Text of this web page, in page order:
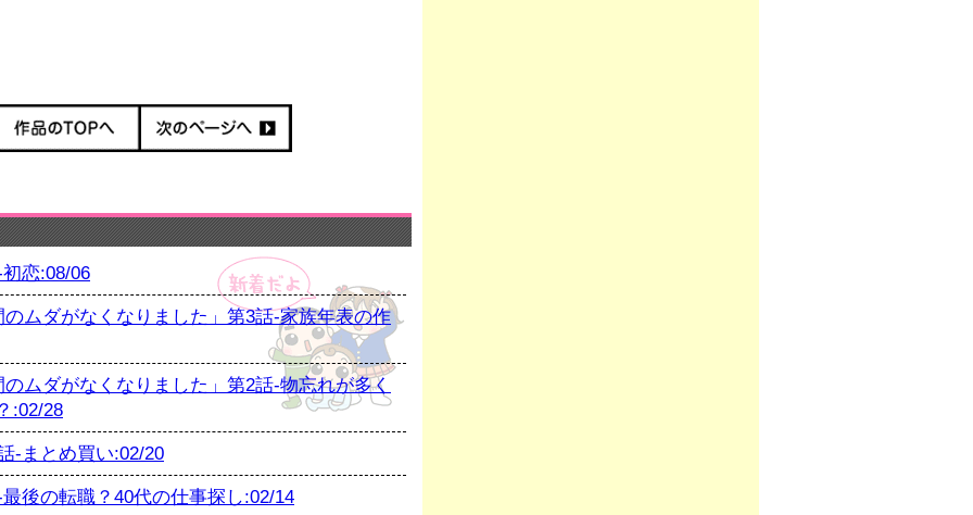
恋:08/06
ムダがなくなりました」第3話-家族年表の作
ムダがなくなりました」第2話-物忘れが多く
:02/28
-まとめ買い:02/20
後の転職？40代の仕事探し:02/14